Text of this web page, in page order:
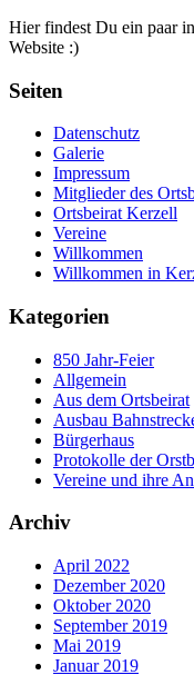
Hier findest Du ein paar
Website :)
Seiten
Datenschutz
Galerie
Impressum
Mitglieder des
Ortsbeirat Kerzell
Vereine
Willkommen
Willkommen in
Kategorien
850 Jahr-Feier
Allgemein
Aus dem Ortsbeirat
Ausbau
Bürgerhaus
Protokolle der
Vereine und ihre
Archiv
April 2022
Dezember 2020
Oktober 2020
September 2019
Mai 2019
Januar 2019